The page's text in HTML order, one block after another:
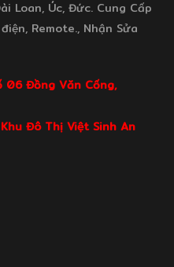
Loan, Úc, Đức. Cung Cấp
Remote., Nhận Sửa
06 Đồng Văn Cống,
Đô Thị Việt Sinh An